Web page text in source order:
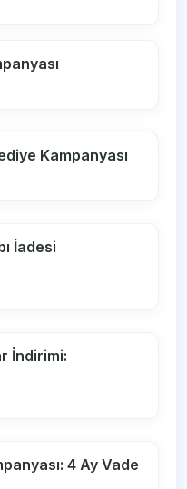
Kampanyası
İadesi
İndirimi:
4 Ay Vade